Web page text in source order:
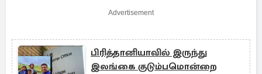
Advertisement
பிரித்தானியாவில் இருந்து
இலங்கை குடும்பமொன்றை